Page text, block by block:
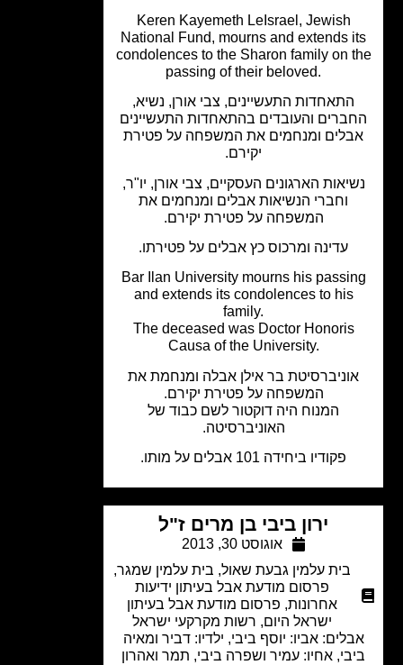
Keren Kayemeth LeIsrael, Jewish
National Fund, mourns and extends
condolences to the Sharon family on
passing of their beloved.
התאחדות התעשיינים, צבי אורן, נשיא,
והעובדים בהתאחדות התעשיינים
ומנחמים את המשפחה על פטירת
הארגונים העסקיים, צבי אורן, יו"ר,
וחברי הנשיאות אבלים ומנחמים את
המשפחה על פטירת יקירם.
עדינה ומרכוס כץ אבלים על פטירתו.
Bar Ilan University mourns his
and extends its condolences to his
The deceased was Doctor Honoris
Causa of the University.
בר אילן אבלה ומנחמת את
המשפחה על פטירת יקירם.
המנוח היה דוקטור לשם כבוד של
האוניברסיטה.
פקודיו ביחידה 101 אבלים על מותו.
ירון ביבי בן מרים ז"ל
אוגוסט 30, 2013
בית עלמין גבעת שאול,בית עלמין שמגר,
פרסום מודעת אבל בעיתון ידיעות
אחרונות,פרסום מודעת אבל בעיתון
ישראל היום,רשות מקרקעי ישראל
אביו: יוסף ביבי, ילדיו: דביר ומאיה
אחיו: עמיר ושפרה ביבי, תמר ואהרון